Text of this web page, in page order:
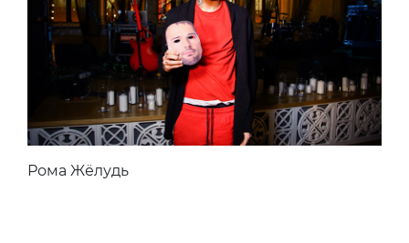
Рома Жёлудь